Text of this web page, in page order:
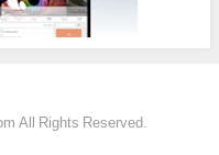
All Rights Reserved.